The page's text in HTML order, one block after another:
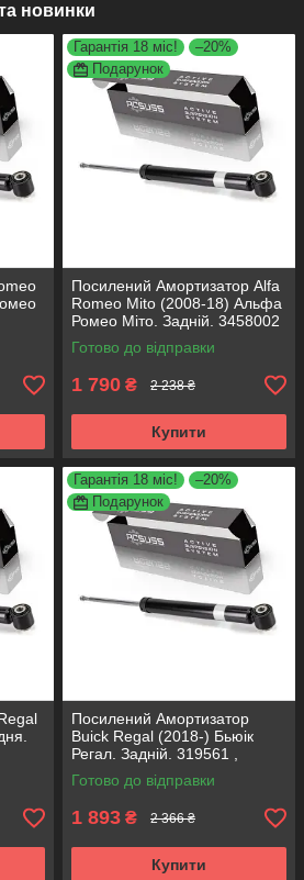
новинки
Гарантія 18 міс!
–20%
Подарунок
Посилений Амортизатор Alfa
Romeo Mito (2008-18) Альфа
Ромео Міто. Задній. 3458002
, 317722. KOREA Аксусс!
Готово до відправки
1 790 ₴ 2 238 ₴
Купити
Гарантія 18 міс!
–20%
Подарунок
Посилений Амортизатор
Buick Regal (2018-) Бьюік
Регал. Задній. 319561 ,
3440073 , 19-280615. KOREA
Аксусс!
Готово до відправки
1 893 ₴ 2 366 ₴
Купити